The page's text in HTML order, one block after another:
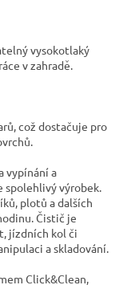
vysokotlaký
v zahradě.
což dostačuje pro
vypínání a
spolehlivý výrobek.
plotů a dalších
Čistič je
jízdních kol či
a skladování.​
Click&Clean,